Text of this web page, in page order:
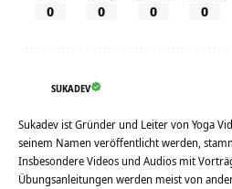
0 0 0 0
SUKADEV
Sukadev ist Gründer und Leiter von Yoga
seinem Namen veröffentlicht werden,
Insbesondere Videos und Audios mit
Übungsanleitungen werden meist von